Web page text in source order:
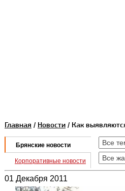
Главная / Новости/ Как
Брянские новости
Корпоративные новости
01 Декабря 2011